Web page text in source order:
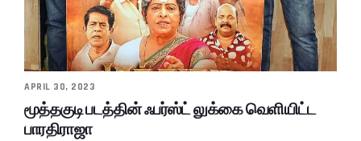
APRIL 30, 2023
மூத்தகுடி படத்தின் ஃபர்ஸ்ட் லுக்கை வெளியிட்ட
பாரதிராஜா